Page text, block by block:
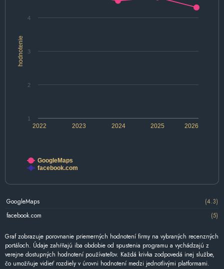
hodnotenie
2022 2024 2026
2023 2025
1
2
3
4
GoogleMaps
facebook.com
GoogleMaps
(4.3)
facebook.com
(5)
Graf zobrazuje porovnanie priemerných hodnotení firmy na vybraných recenzných
portáloch. Údaje zahŕňajú iba obdobie od spustenia programu a vychádzajú z
verejne dostupných hodnotení používateľov. Každá krivka zodpovedá inej službe,
čo umožňuje vidieť rozdiely v úrovni hodnotení medzi jednotlivými platformami.